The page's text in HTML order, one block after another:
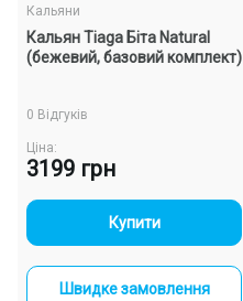
Кальяни
Кальян Tiaga Біта Natural
(бежевий, базовий комплект)
0 Відгуків
Ціна:
3199 грн
- +
Купити
Швидке замовлення